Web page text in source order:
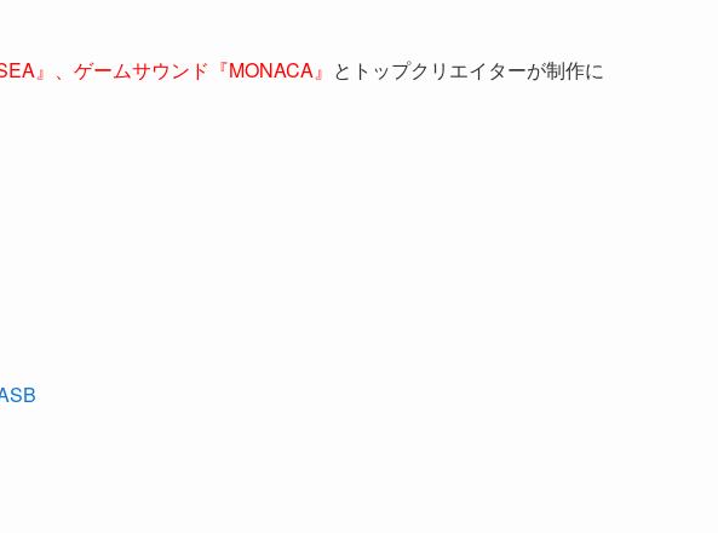
』、 ゲームサウンド『MONACA』 とトップクリエイターが制作に